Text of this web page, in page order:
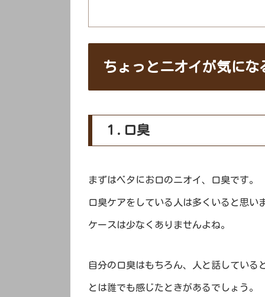
ちょっとニオイが気に
１.口臭
まずはベタにお口のニオイ、口臭です。
口臭ケアをしている人は多くいると思い
ケースは少なくありませんよね。
自分の口臭はもちろん、人と話している
とは誰でも感じたときがあるでしょう。